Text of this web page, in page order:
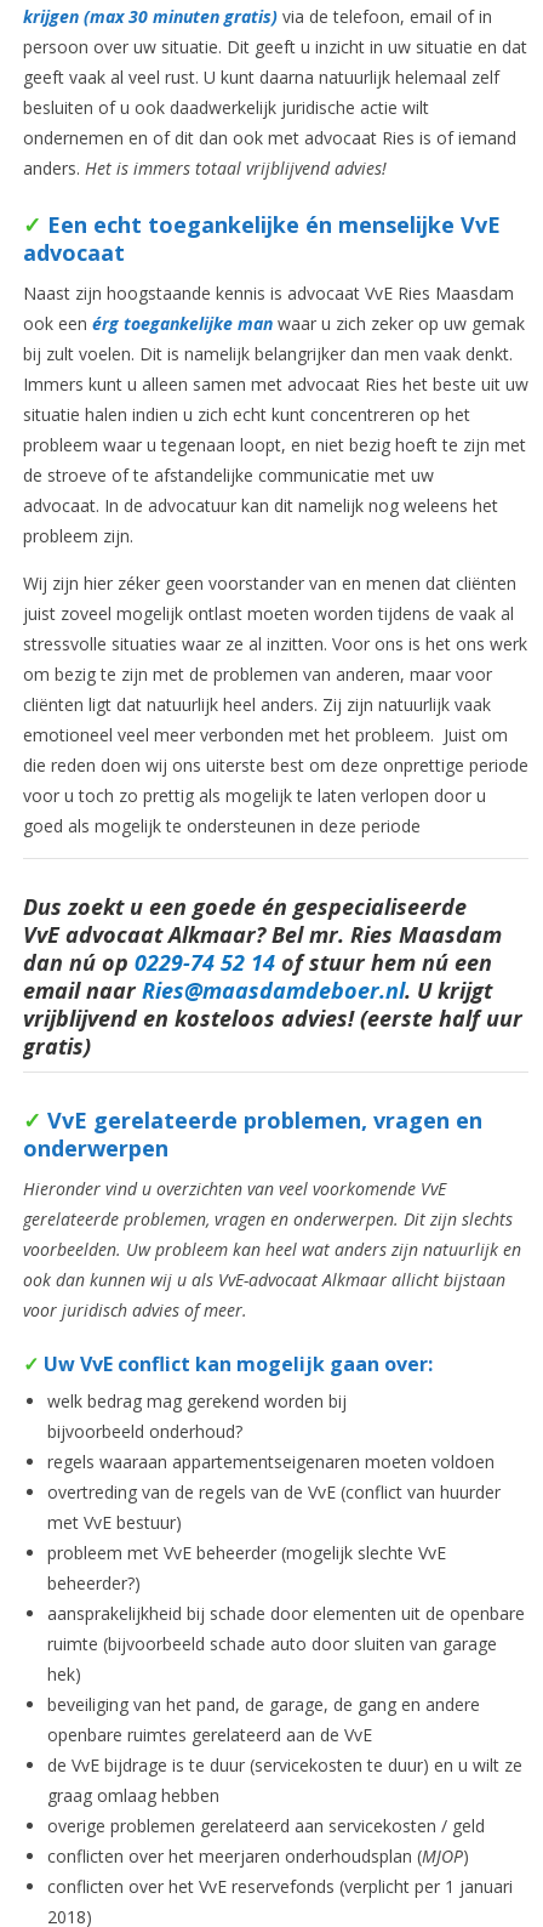
krijgen (max 30 minuten gratis) via de telefoon, email of in
persoon over uw situatie. Dit geeft u inzicht in uw situatie en dat
geeft vaak al veel rust. U kunt daarna natuurlijk helemaal zelf
besluiten of u ook daadwerkelijk juridische actie wilt
ondernemen en of dit dan ook met advocaat Ries is of iemand
anders. Het is immers totaal vrijblijvend advies!
✓ Een echt toegankelijke én menselijke VvE
advocaat
Naast zijn hoogstaande kennis is advocaat VvE Ries Maasdam
ook een érg toegankelijke man waar u zich zeker op uw gemak
bij zult voelen. Dit is namelijk belangrijker dan men vaak denkt.
Immers kunt u alleen samen met advocaat Ries het beste uit uw
situatie halen indien u zich echt kunt concentreren op het
probleem waar u tegenaan loopt, en niet bezig hoeft te zijn met
de stroeve of te afstandelijke communicatie met uw
advocaat. In de advocatuur kan dit namelijk nog weleens het
probleem zijn.
Wij zijn hier zéker geen voorstander van en menen dat cliënten
juist zoveel mogelijk ontlast moeten worden tijdens de vaak al
stressvolle situaties waar ze al inzitten. Voor ons is het ons werk
om bezig te zijn met de problemen van anderen, maar voor
cliënten ligt dat natuurlijk heel anders. Zij zijn natuurlijk vaak
emotioneel veel meer verbonden met het probleem. Juist om
die reden doen wij ons uiterste best om deze onprettige periode
voor u toch zo prettig als mogelijk te laten verlopen door u
goed als mogelijk te ondersteunen in deze periode
Dus zoekt u een goede én gespecialiseerde
VvE advocaat Alkmaar? Bel mr. Ries Maasdam
dan nú op 0229-74 52 14of stuur hem nú een
email naar Ries@maasdamdeboer.nl. U krijgt
vrijblijvend en kosteloos advies! (eerste half uur
gratis)
✓ VvE gerelateerde problemen, vragen en
onderwerpen
Hieronder vind u overzichten van veel voorkomende VvE
gerelateerde problemen, vragen en onderwerpen. Dit zijn slechts
voorbeelden. Uw probleem kan heel wat anders zijn natuurlijk en
ook dan kunnen wij u als VvE-advocaat Alkmaar allicht bijstaan
voor juridisch advies of meer.
✓ Uw VvE conflict kan mogelijk gaan over:
welk bedrag mag gerekend worden bij
bijvoorbeeld onderhoud?
regels waaraan appartementseigenaren moeten voldoen
overtreding van de regels van de VvE (conflict van huurder
met VvE bestuur)
probleem met VvE beheerder (mogelijk slechte VvE
beheerder?)
aansprakelijkheid bij schade door elementen uit de openbare
ruimte (bijvoorbeeld schade auto door sluiten van garage
hek)
beveiliging van het pand, de garage, de gang en andere
openbare ruimtes gerelateerd aan de VvE
de VvE bijdrage is te duur (servicekosten te duur) en u wilt ze
graag omlaag hebben
overige problemen gerelateerd aan servicekosten / geld
conflicten over het meerjaren onderhoudsplan (MJOP)
conflicten over het VvE reservefonds (verplicht per 1 januari
2018)